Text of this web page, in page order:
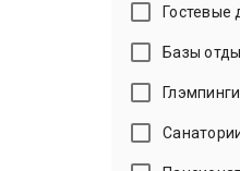
Гостевые
Базы
Глэмпинги